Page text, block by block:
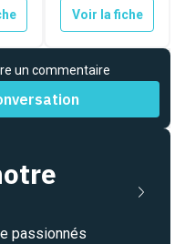
Voir la fiche
un commentaire
passionnés